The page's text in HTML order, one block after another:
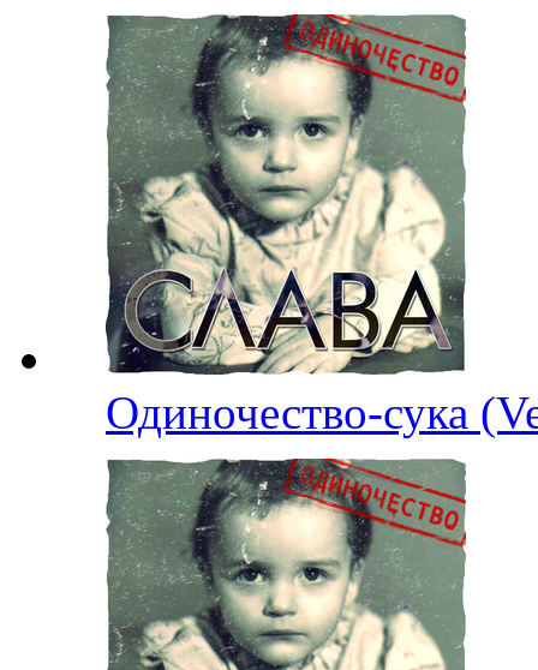
Одиночество-сука